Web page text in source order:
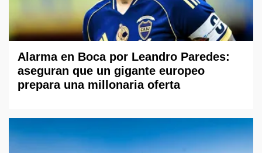
Alarma en Boca por Leandro Paredes:
aseguran que un gigante europeo
prepara una millonaria oferta